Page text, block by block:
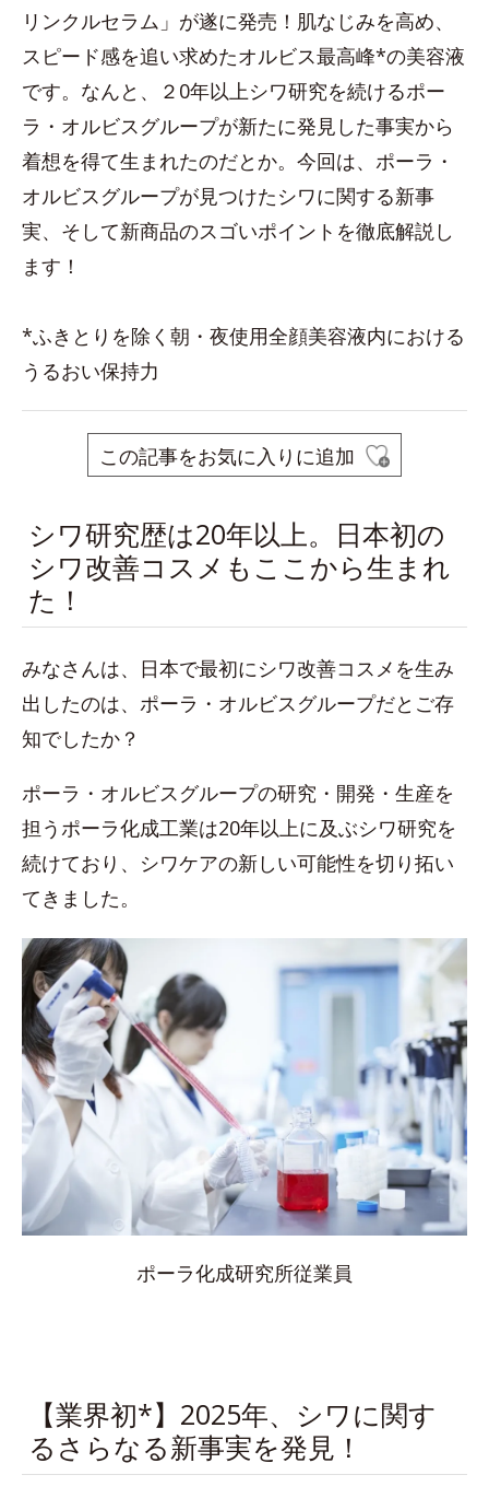
リンクルセラム」が遂に発売！肌なじみを高め、
スピード感を追い求めたオルビス最高峰*の美容液
です。なんと、２0年以上シワ研究を続けるポー
ラ・オルビスグループが新たに発見した事実から
着想を得て生まれたのだとか。今回は、ポーラ・
オルビスグループが見つけたシワに関する新事
実、そして新商品のスゴいポイントを徹底解説し
ます！
*ふきとりを除く朝・夜使用全顔美容液内における
うるおい保持力
この記事をお気に入りに追加
シワ研究歴は20年以上。日本初の
シワ改善コスメもここから生まれ
た！
みなさんは、日本で最初にシワ改善コスメを生み
出したのは、ポーラ・オルビスグループだとご存
知でしたか？
ポーラ・オルビスグループの研究・開発・生産を
担うポーラ化成工業は20年以上に及ぶシワ研究を
続けており、シワケアの新しい可能性を切り拓い
てきました。
ポーラ化成研究所従業員
【業界初*】2025年、シワに関す
るさらなる新事実を発見！